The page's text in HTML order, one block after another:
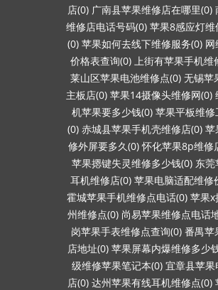
店(0) 广南县苹果维修店在哪里(0)
维修店电话号码(0) 苹果8感应灯
(0) 苹果如何去线下维修服务(0) 网
价格表查询(0) 上街有苹果手机维
莱山区苹果电池维修点(0) 无锡苹
主板店(0) 苹果14摄像头维修网(0)
机苹果要多少钱(0) 苹果平板维修
(0) 赤城县苹果手机壳维修店(0) 苹
修外屏要多久(0) 怀化苹果8p维修
苹果摁键失灵维修多少钱(0) 东
耳机维修店(0) 苹果电脑适配维修
霍城苹果手机维修点电话(0) 苹果x
州维修点(0) 尚易苹果维修点电话
岗苹果手表维修点查询(0) 番禺苹
店地址(0) 苹果屏幕内爆维修多少
级维修苹果笔记本(0) 宜章县苹果
店(0) 达州苹果有线耳机维修点(0)